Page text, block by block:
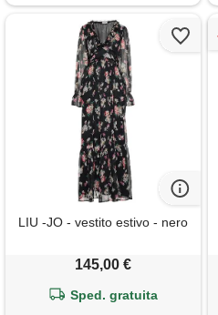
LIU -JO - vestito estivo - nero
145,00 €
Sped. gratuita